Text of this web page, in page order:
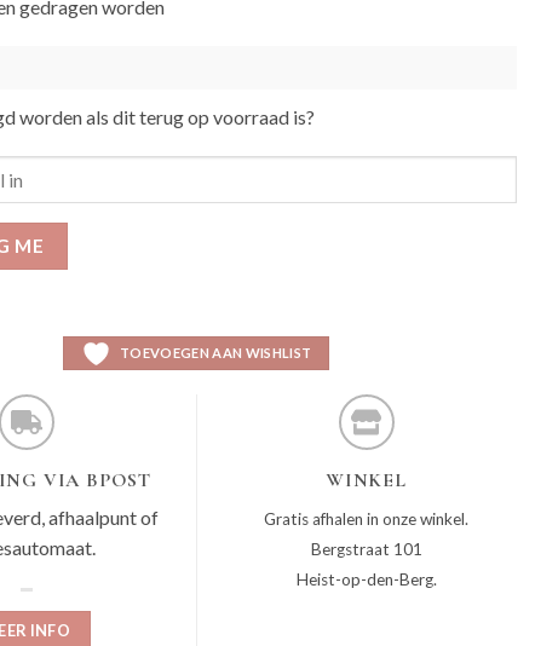
gedragen worden
worden als dit terug op voorraad is?
ME
TOEVOEGEN AAN WISHLIST
VIA BPOST
afhaalpunt of
INFO
WINKEL
Gratis afhalen in onze winkel.
Bergstraat 101
Heist-op-den-Berg.